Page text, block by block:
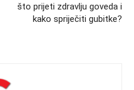
što prijeti zdravlju goveda i
kako spriječiti gubitke?